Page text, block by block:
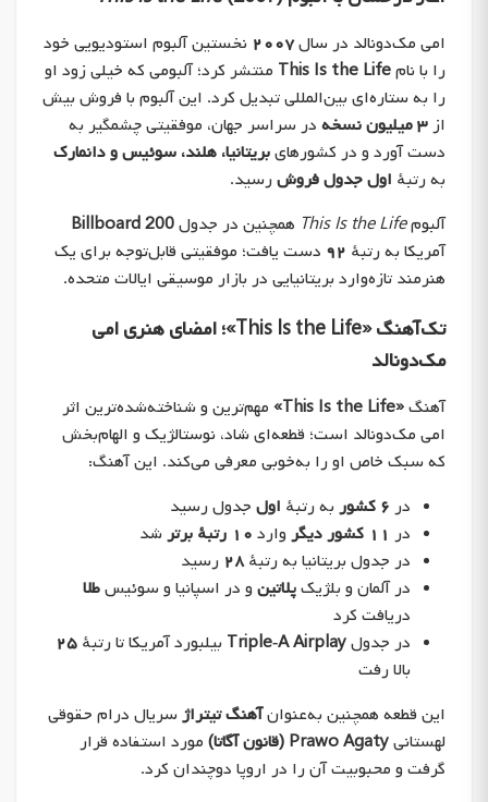
امی مک‌دونالد در سال۲۰۰۷ نخستین آلبوم استودیویی خود
را با نامThis Is the Life منتشر کرد؛ آلبومی که خیلی زود او
را به ستاره‌ای بین‌المللی تبدیل کرد. این آلبوم با فروش بیش
از۳ میلیون نسخه
در سراسر جهان، موفقیتی چشمگیر به
دست آورد و در کشورهایبریتانیا، هلند، سوئیس و دانمارک
به رتبهٔ اول جدول فروش رسید.
آلبومThis Is the Life همچنین در جدولBillboard 200
آمریکا به رتبهٔ ۹۲ دست یافت؛ موفقیتی قابل‌توجه برای یک
هنرمند تازه‌وارد بریتانیایی در بازار موسیقی ایالات متحده.
تک‌آهنگ «This Is the Life»؛ امضای هنری امی
مک‌دونالد
آهنگ«This Is the Life»
مهم‌ترین و شناخته‌شده‌ترین اثر
امی مک‌دونالد است؛ قطعه‌ای شاد، نوستالژیک و الهام‌بخش
که سبک خاص او را به‌خوبی معرفی می‌کند. این آهنگ:
در ۶ کشور به رتبهٔ اول جدول رسید
در ۱۱ کشور دیگر وارد ۱۰ رتبهٔ برتر
شد
در جدول بریتانیا به رتبهٔ۲۸ رسید
در آلمان و بلژیکپلاتین و در اسپانیا و سوئیسطلا
دریافت کرد
در جدولTriple‑A Airplay بیلبورد آمریکا تا رتبهٔ ۲۵
بالا رفت
این قطعه همچنین به‌عنوانآهنگ تیتراژ سریال درام حقوقی
لهستانیPrawo Agaty (قانون آگاتا)
مورد استفاده قرار
گرفت و محبوبیت آن را در اروپا دوچندان کرد.